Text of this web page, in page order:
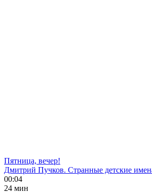
Пятница, вечер!
Дмитрий Пучков. Странные детские
00:04
24 мин